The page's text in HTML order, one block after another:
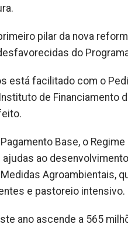
pilar da nova
do
está facilitado com o
de Financiamento
Base, o
ao
Agroambientais,
e pastoreio intensivo.
ano ascende a 565